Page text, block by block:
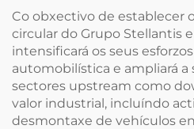
venda en San José
Co obxectivo de establecer
circular do Grupo Stellantis
intensificará os seus
automobilística e ampliará a
sectores upstream como
valor industrial, incluíndo
desmontaxe de vehículos